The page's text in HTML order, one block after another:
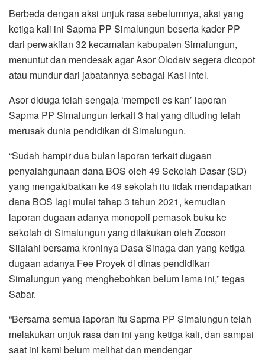
Berbeda dengan aksi unjuk rasa sebelumnya, aksi yang
ketiga kali ini Sapma PP Simalungun beserta kader PP
dari perwakilan 32 kecamatan kabupaten Simalungun,
menuntut dan mendesak agar Asor Olodaiv segera dicopot
atau mundur dari jabatannya sebagai Kasi Intel.
Asor diduga telah sengaja ‘mempeti es kan’ laporan
Sapma PP Simalungun terkait 3 hal yang dituding telah
merusak dunia pendidikan di Simalungun.
“Sudah hampir dua bulan laporan terkait dugaan
penyalahgunaan dana BOS oleh 49 Sekolah Dasar (SD)
yang mengakibatkan ke 49 sekolah itu tidak mendapatkan
dana BOS lagi mulai tahap 3 tahun 2021, kemudian
laporan dugaan adanya monopoli pemasok buku ke
sekolah di Simalungun yang dilakukan oleh Zocson
Silalahi bersama kroninya Dasa Sinaga dan yang ketiga
dugaan adanya Fee Proyek di dinas pendidikan
Simalungun yang menghebohkan belum lama ini,” tegas
Sabar.
“Bersama semua laporan itu Sapma PP Simalungun telah
melakukan unjuk rasa dan ini yang ketiga kali, dan sampai
saat ini kami belum melihat dan mendengar